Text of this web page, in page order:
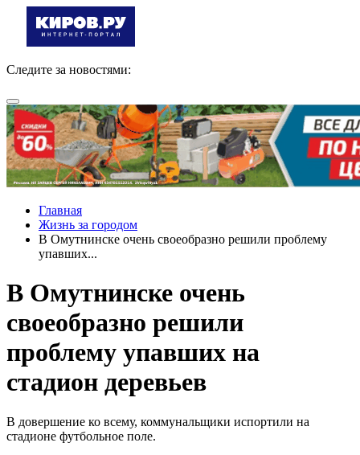
Следите за новостями:
Главная
Жизнь за городом
В Омутнинске очень своеобразно решили проблему
упавших...
В Омутнинске очень
своеобразно решили
проблему упавших на
стадион деревьев
В довершение ко всему, коммунальщики испортили на
стадионе футбольное поле.